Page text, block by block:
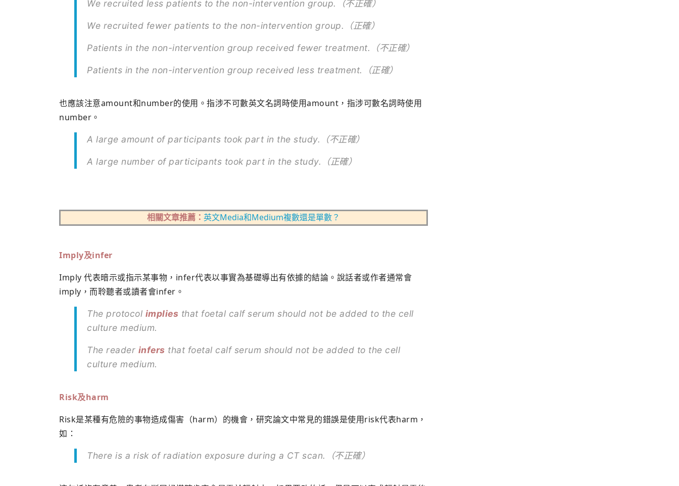
We recruited less patients to the non-intervention group.（不正確）
We recruited fewer patients to the non-intervention group.（正確）
Patients in the non-intervention group received fewer treatment.（不正確）
Patients in the non-intervention group received less treatment.（正確）
也應該注意amount和number的使用。指涉不可數英文名詞時使用amount，指涉可數名詞時使用
number。
A large amount of participants took part in the study.（不正確）
A large number of participants took part in the study.（正確）
相關文章推薦： 英文Media和Medium複數還是單數？
Imply及infer
Imply 代表暗示或指示某事物，infer代表以事實為基礎導出有依據的結論。說話者或作者通常會
imply，而聆聽者或讀者會infer。
The protocol implies that foetal calf serum should not be added to the cell
culture medium.
The reader infers that foetal calf serum should not be added to the cell
culture medium.
Risk及harm
Risk是某種有危險的事物造成傷害（harm）的機會，研究論文中常見的錯誤是使用risk代表harm，
如：
There is a risk of radiation exposure during a CT scan.（不正確）